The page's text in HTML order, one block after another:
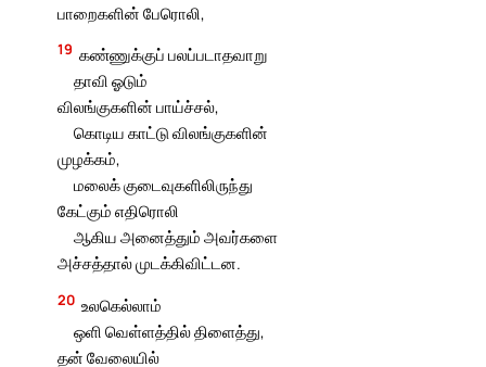
பாறைகளின் பேரொலி,
19 கண்ணுக்குப் பலப்படாதவாறு
தாவி ஓடும்
விலங்குகளின் பாய்ச்சல்,
கொடிய காட்டு விலங்குகளின்
முழக்கம்,
மலைக் குடைவுகளிலிருந்து
கேட்கும் எதிரொலி
ஆகிய அனைத்தும் அவர்களை
அச்சத்தால் முடக்கிவிட்டன.
20 உலகெல்லாம்
ஒளி வெள்ளத்தில் திளைத்து,
தன் வேலையில்